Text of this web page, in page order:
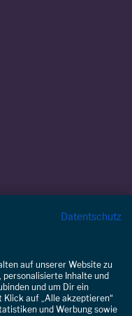
Datentschutz
auf unserer Website zu
personalisierte Inhalte und
und um Dir ein
auf „Alle akzeptieren“
und Werbung sowie
100
%
Empfehlungen auf
ProvenExpert.com